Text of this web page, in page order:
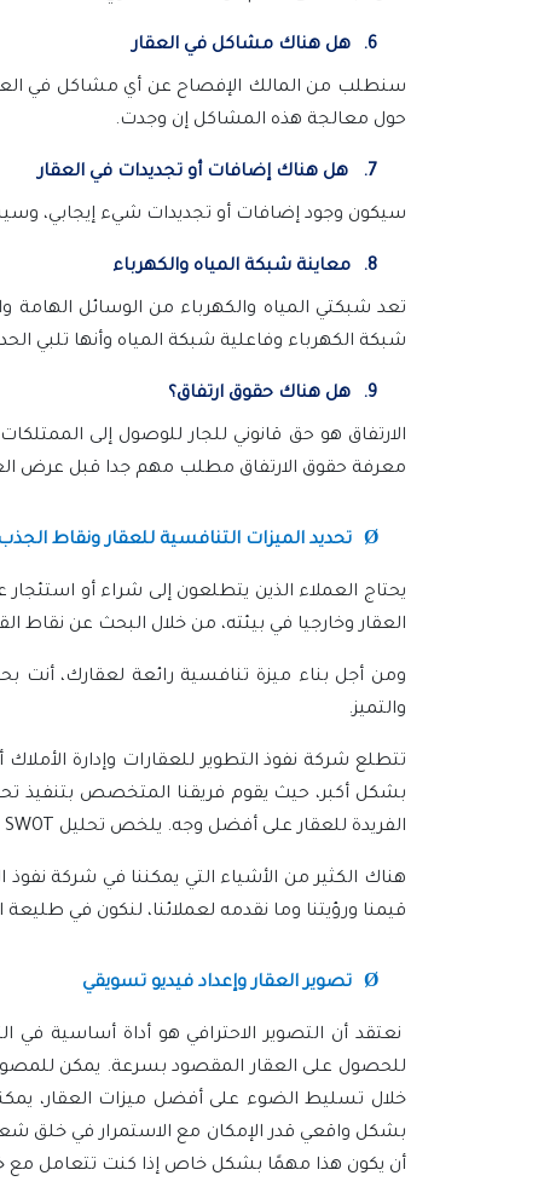
6. هل هناك مشاكل في العقار
سنطلب من المالك الإفصاح عن أي مشاكل في
حول معالجة هذه المشاكل إن وجدت.
7. هل هناك إضافات أو تجديدات في العقار
سيكون وجود إضافات أو تجديدات شيء إيجابي،
8. معاينة شبكة المياه والكهرباء
تعد شبكتي المياه والكهرباء من الوسائل
شبكة الكهرباء وفاعلية شبكة المياه وأنها تلبي
9. هل هناك حقوق ارتفاق؟
الارتفاق هو حق قانوني للجار للوصول إلى
معرفة حقوق الارتفاق مطلب مهم جدا قبل عرض
Ø تحديد الميزات التنافسية للعقار ونقاط
يحتاج العملاء الذين يتطلعون إلى شراء أو
العقار وخارجيا في بيئته، من خلال البحث عن نقاط
والتميز.
تتطلع شركة نفوذ التطوير للعقارات وإدارة
بشكل أكبر، حيث يقوم فريقنا المتخصص بتنفيذ
الفريدة للعقار على أفضل وجه. يلخص تحليل
SWOT
هناك الكثير من الأشياء التي يمكننا في شركة نفوذ
قيمنا ورؤيتنا وما نقدمه لعملائنا، لنكون في
Ø تصوير العقار وإعداد فيديو تسويقي
نعتقد أن التصوير الاحترافي هو أداة أساسية
للحصول على العقار المقصود بسرعة. يمكن
خلال تسليط الضوء على أفضل ميزات العقار،
بشكل واقعي قدر الإمكان مع الاستمرار في خلق
أن يكون هذا مهمًا بشكل خاص إذا كنت تتعامل